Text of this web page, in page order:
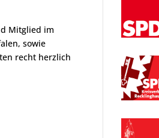
Mitglied im
sowie
recht herzlich